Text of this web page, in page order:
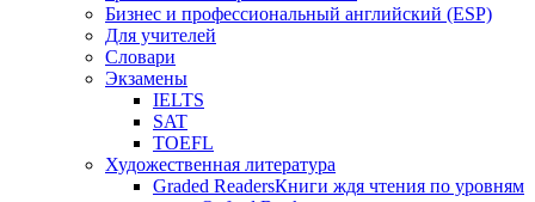
Бизнес и профессиональный английский (ESP)
Для учителей
Словари
Экзамены
IELTS
SAT
TOEFL
Художественная литература
Graded ReadersКниги ждя чтения по уровням